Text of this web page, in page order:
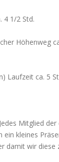
4 1/2 Std.
Höhenweg
Laufzeit ca. 5
Mitglied
kleines
damit wir diese